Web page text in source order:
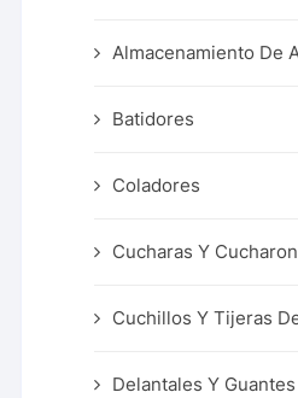
Almacenamiento De
Batidores
Coladores
Cucharas Y
Cuchillos Y Tijeras
Delantales Y